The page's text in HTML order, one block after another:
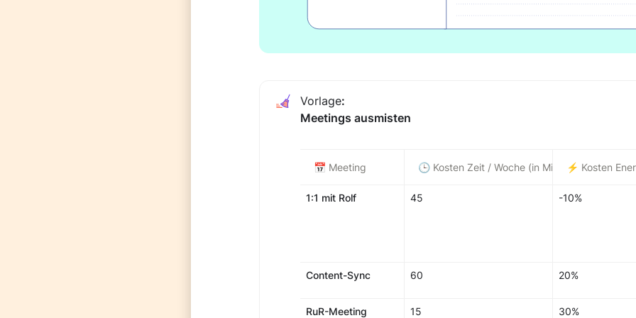
Vorlage:
Meetings ausmisten
📅 Meeting 🕒 Kosten Zeit / Woche (in Minuten)⚡️ Kosten
1:1 mit Rolf 45 -10%
Content-Sync 60 20%
RuR-Meeting 15 30%